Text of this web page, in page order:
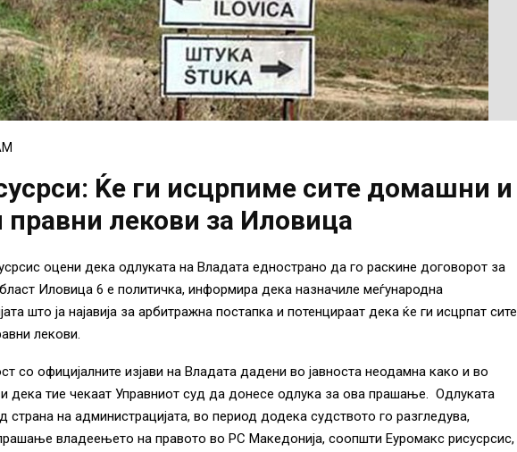
Ќе ги исцрпиме сите домашни и
лекови за Иловица
оцени дека одлуката на Владата еднострано да го раскине договорот за
Иловица 6 е политичка, информира дека назначиле меѓународна
што ја најавија за арбитражна постапка и потенцираат дека ќе ги исцрпат сите
лекови.
со официјалните изјави на Владата дадени во јавноста неодамна како и во
дека тие чекаат Управниот суд да донесе одлука за ова прашање. Одлуката
на администрацијата, во период додека судството го разгледува,
владеењето на правото во РС Македонија, соопшти Еуромакс рисусрсис,